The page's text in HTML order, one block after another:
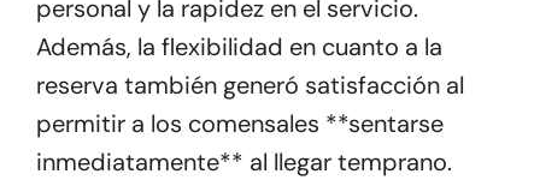
personal y la rapidez en el servicio.
Además, la flexibilidad en cuanto a la
reserva también generó satisfacción al
permitir a los comensales **sentarse
inmediatamente** al llegar temprano.